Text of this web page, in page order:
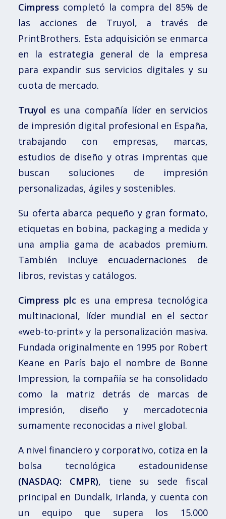
Cimpress completó la compra del 85% de
las acciones de Truyol, a través de
PrintBrothers. Esta adquisición se enmarca
en la estrategia general de la empresa
para expandir sus servicios digitales y su
cuota de mercado.
Truyol es una compañía líder en servicios
de impresión digital profesional en España,
trabajando con empresas, marcas,
estudios de diseño y otras imprentas que
buscan soluciones de impresión
personalizadas, ágiles y sostenibles.
Su oferta abarca pequeño y gran formato,
etiquetas en bobina, packaging a medida y
una amplia gama de acabados premium.
También incluye encuadernaciones de
libros, revistas y catálogos.
Cimpress plc es una empresa tecnológica
multinacional, líder mundial en el sector
«web-to-print» y la personalización masiva.
Fundada originalmente en 1995 por Robert
Keane en París bajo el nombre de Bonne
Impression, la compañía se ha consolidado
como la matriz detrás de marcas de
impresión, diseño y mercadotecnia
sumamente reconocidas a nivel global.
A nivel financiero y corporativo, cotiza en la
bolsa tecnológica estadounidense
(NASDAQ: CMPR), tiene su sede fiscal
principal en Dundalk, Irlanda, y cuenta con
un equipo que supera los 15.000